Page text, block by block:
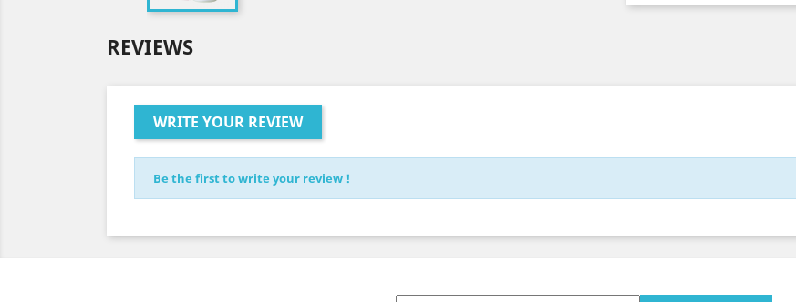
REVIEWS
WRITE YOUR REVIEW
Be the first to write your review !